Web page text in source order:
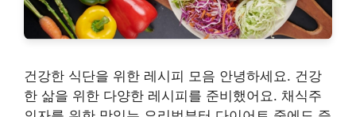
건강한 식단을 위한 레시피 모음 안녕하세요. 건강
한 삶을 위한 다양한 레시피를 준비했어요. 채식주